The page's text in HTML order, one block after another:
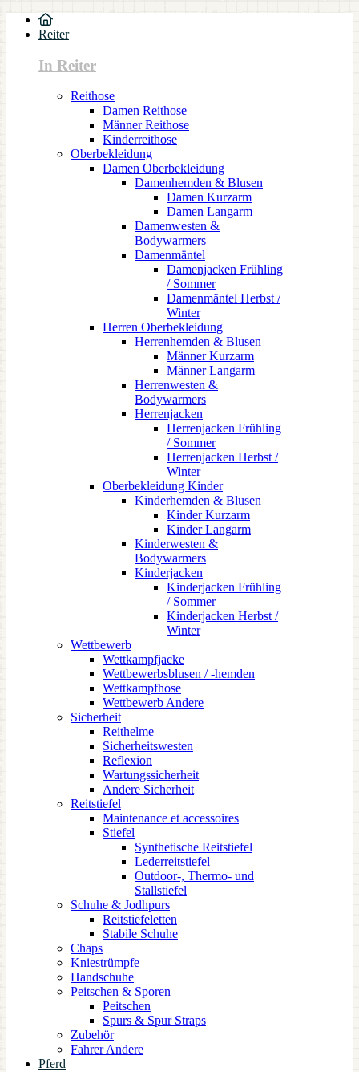
Reiter
In Reiter
Reithose
Damen Reithose
Männer Reithose
Kinderreithose
Oberbekleidung
Damen Oberbekleidung
Damenhemden & Blusen
Damen Kurzarm
Damen Langarm
Damenwesten &
Bodywarmers
Damenmäntel
Damenjacken Frühling
/ Sommer
Damenmäntel Herbst /
Winter
Herren Oberbekleidung
Herrenhemden & Blusen
Männer Kurzarm
Männer Langarm
Herrenwesten &
Bodywarmers
Herrenjacken
Herrenjacken Frühling
/ Sommer
Herrenjacken Herbst /
Winter
Oberbekleidung Kinder
Kinderhemden & Blusen
Kinder Kurzarm
Kinder Langarm
Kinderwesten &
Bodywarmers
Kinderjacken
Kinderjacken Frühling
/ Sommer
Kinderjacken Herbst /
Winter
Wettbewerb
Wettkampfjacke
Wettbewerbsblusen / -hemden
Wettkampfhose
Wettbewerb Andere
Sicherheit
Reithelme
Sicherheitswesten
Reflexion
Wartungssicherheit
Andere Sicherheit
Reitstiefel
Maintenance et accessoires
Stiefel
Synthetische Reitstiefel
Lederreitstiefel
Outdoor-, Thermo- und
Stallstiefel
Schuhe & Jodhpurs
Reitstiefeletten
Stabile Schuhe
Chaps
Kniestrümpfe
Handschuhe
Peitschen & Sporen
Peitschen
Spurs & Spur Straps
Zubehör
Fahrer Andere
Pferd